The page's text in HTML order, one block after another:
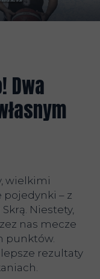
Dwa
wielkimi
pojedynki – z
Niestety,
nas mecze
punktów.
rezultaty